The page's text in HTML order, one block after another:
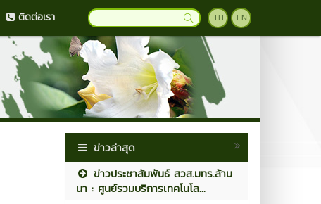
ติดต่อเรา TH EN
ข่าวล่าสุด
ข่าวประชาสัมพันธ์ สวส.มทร.ล้าน
นา : ศูนย์รวมบริการเทคโนโล...